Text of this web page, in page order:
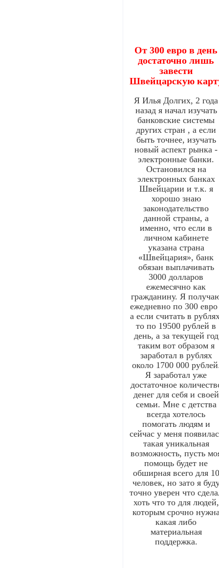
От 300 евро в день
достаточно лишь
завести
Швейцарскую
Я Илья Долгих, 2 года
назад я начал изучать
банковские системы
других стран , а если
быть точнее, изучать
новый аспект рынка -
электронные банки.
Остановился на
электронных банках
Швейцарии и т.к. я
хорошо знаю
законодательство
данной страны, а
именно, что если в
личном кабинете
указана страна
«Швейцария», банк
обязан выплачивать
3000 долларов
ежемесячно как
гражданину. Я
ежедневно по 300
а если считать в
то по 19500 рублей в
день, а за текущей год
таким вот образом я
заработал в рублях
около 1700 000
Я заработал уже
достаточное
денег для себя и своей
семьи. Мне с детства
всегда хотелось
помогать людям и
сейчас у меня
такая уникальная
возможность, пусть
помощь будет не
обширная всего для 10
человек, но зато я
точно уверен что
хоть что то для людей,
которым срочно
какая либо
материальная
поддержка.